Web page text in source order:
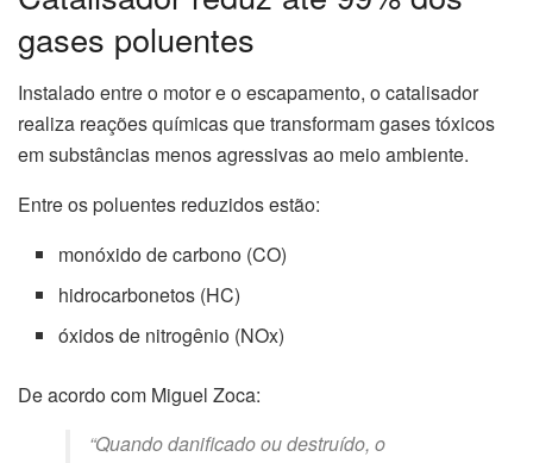
gases poluentes
Instalado entre o motor e o escapamento, o catalisador
realiza reações químicas que transformam gases tóxicos
em substâncias menos agressivas ao meio ambiente.
Entre os poluentes reduzidos estão:
monóxido de carbono (CO)
hidrocarbonetos (HC)
óxidos de nitrogênio (NOx)
De acordo com Miguel Zoca:
“Quando danificado ou destruído, o